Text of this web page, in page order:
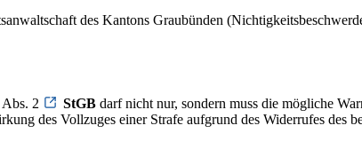
des Kantons Graubünden
2 StGB darf nicht nur, sondern muss die mögliche
des Vollzuges einer Strafe aufgrund des Widerrufes des